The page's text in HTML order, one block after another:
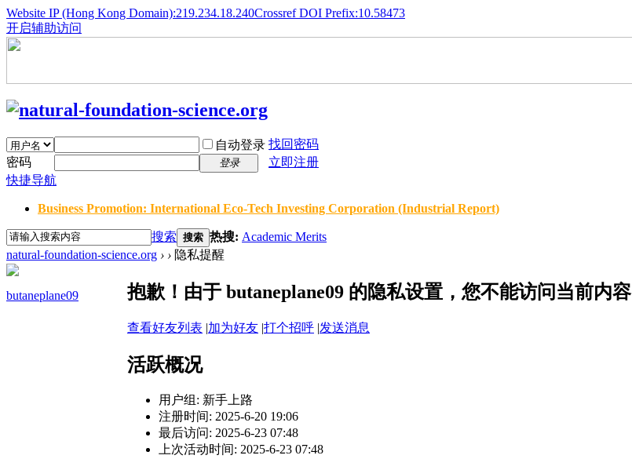
Website IP (Hong Kong Domain):219.234.18.240Crossref DOI Prefix:10.58473
开启辅助访问
自动登录 找回密码
密码
登录
立即注册
快捷导航
Business Promotion: International Eco-Tech Investing Corporation (Industrial Report)
搜索 搜索 热搜: Academic Merits
natural-foundation-science.org › › 隐私提醒
butaneplane09 抱歉！由于 butaneplane09 的隐私设置，您不能访问当前内容
查看好友列表 |加为好友 |打个招呼 |发送消息
活跃概况
用户组: 新手上路
注册时间: 2025-6-20 19:06
最后访问: 2025-6-23 07:48
上次活动时间: 2025-6-23 07:48